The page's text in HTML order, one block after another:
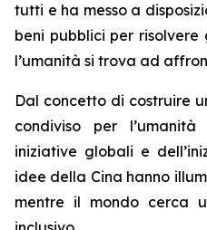
tutti e ha messo a
beni pubblici per
l’umanità si trova ad
Dal concetto di costruire
condiviso per
iniziative globali e
idee della Cina hanno
mentre il mondo cerca